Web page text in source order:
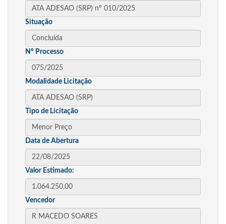
Situação
Nº Processo
Modalidade Licitação
Tipo de Licitação
Data de Abertura
Valor Estimado:
Vencedor